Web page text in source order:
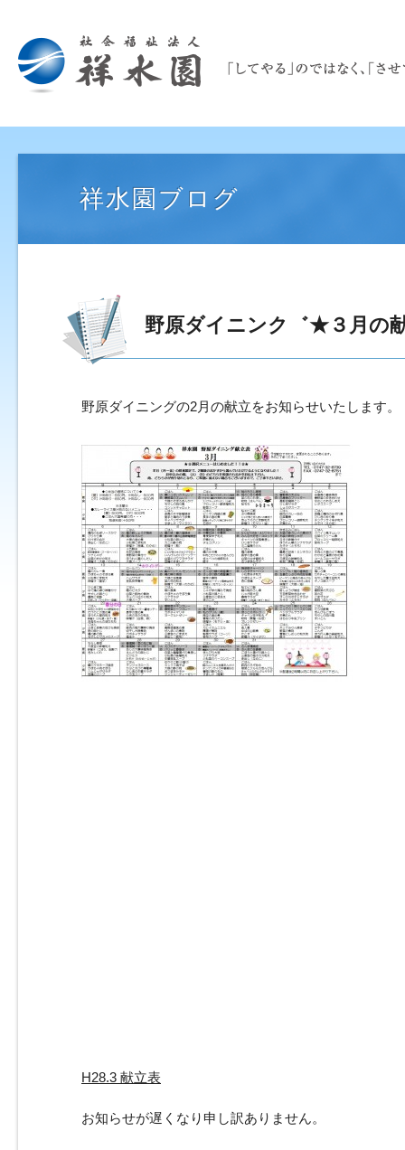
祥水園ブログ
野原ダイニンク゛★３月の
野原ダイニングの2月の献立をお知らせいたします。
H28.3 献立表
お知らせが遅くなり申し訳ありません。